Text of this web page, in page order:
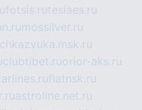
fotsis.rutesiaes.ru
mossilver.ru
clubtibet.ruorior-aks.ru
flatnsk.ru
astroline.net.ru